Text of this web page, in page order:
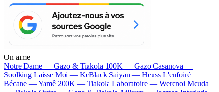
On aime
Notre Dame — Gazo & Tiakola 100K — Gazo Casanova —
Soolking Laisse Moi — KeBlack Saiyan — Heuss L'enfoiré
Bécane —Yamê 200K — Tiakola Laboratoire — Werenoi Meuda